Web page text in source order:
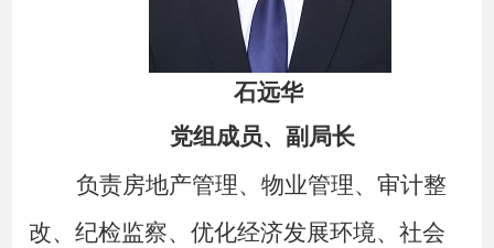
石远华
党组成员、副局长
负责房地产管理、物业管理、审计整
改、纪检监察、优化经济发展环境、社会